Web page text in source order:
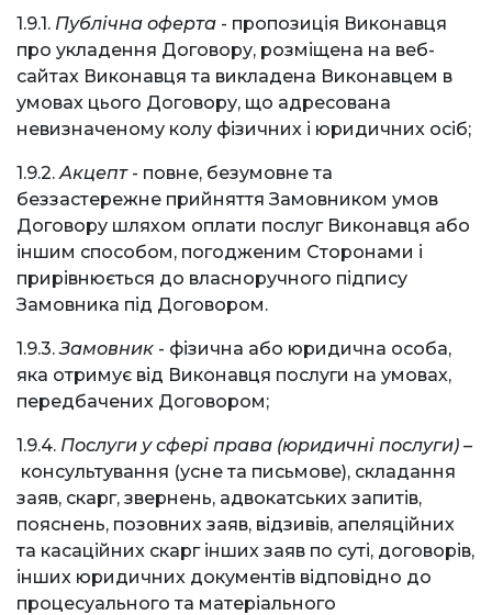
1.9.1. Публічна оферта - пропозиція Виконавця
про укладення Договору, розміщена на веб-
сайтах Виконавця та викладена Виконавцем в
умовах цього Договору, що адресована
невизначеному колу фізичних і юридичних осіб;
1.9.2.Акцепт - повне, безумовне та
беззастережне прийняття Замовником умов
Договору шляхом оплати послуг Виконавця або
іншим способом, погодженим Сторонами і
прирівнюється до власноручного підпису
Замовника під Договором.
1.9.3.Замовник - фізична або юридична особа,
яка отримує від Виконавця послуги на умовах,
передбачених Договором;
1.9.4. Послуги у сфері права (юридичні послуги) –
консультування (усне та письмове), складання
заяв, скарг, звернень, адвокатських запитів,
пояснень, позовних заяв, відзивів, апеляційних
та касаційних скарг інших заяв по суті, договорів,
інших юридичних документів відповідно до
процесуального та матеріального